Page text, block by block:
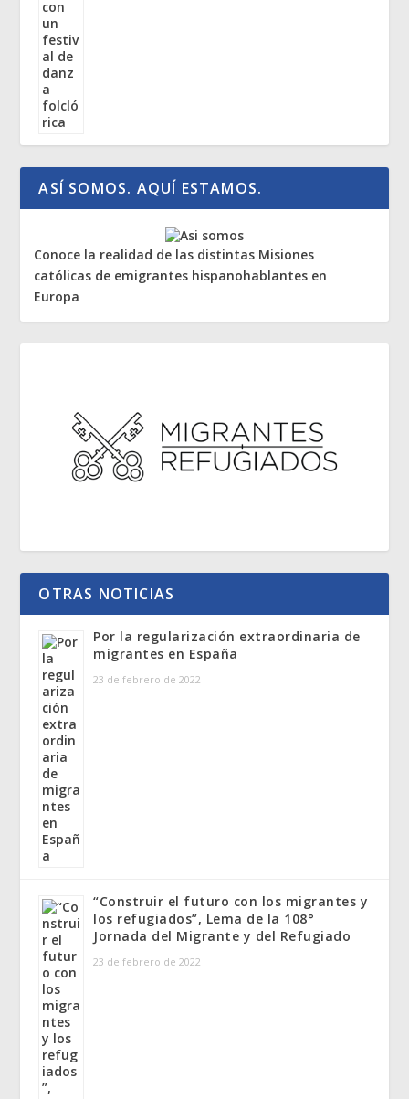
ASÍ SOMOS. AQUÍ ESTAMOS.
Conoce la realidad de las distintas Misiones
católicas de emigrantes hispanohablantes en
Europa
OTRAS NOTICIAS
Por la regularización extraordinaria de
migrantes en España
23 de febrero de 2022
“Construir el futuro con los migrantes y
los refugiados”, Lema de la 108°
Jornada del Migrante y del Refugiado
23 de febrero de 2022